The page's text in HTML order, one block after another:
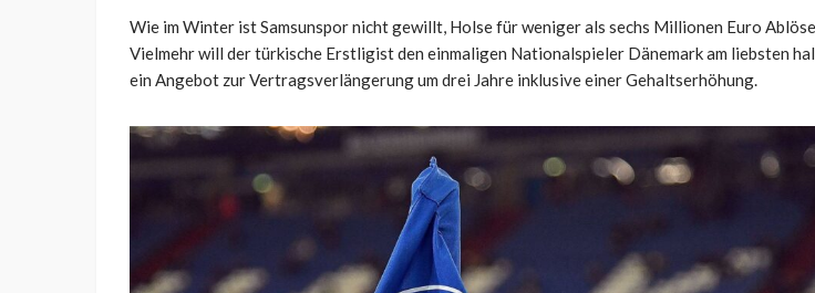
Wie im Winter ist Samsunspor nicht gewillt, Holse für weniger als sechs Millionen Euro
Vielmehr will der türkische Erstligist den einmaligen Nationalspieler Dänemark am liebsten
ein Angebot zur Vertragsverlängerung um drei Jahre inklusive einer Gehaltserhöhung.